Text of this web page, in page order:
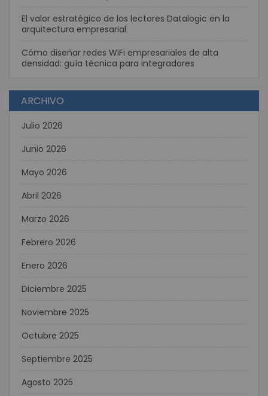
El valor estratégico de los lectores Datalogic en la
arquitectura empresarial
Cómo diseñar redes WiFi empresariales de alta
densidad: guía técnica para integradores
ARCHIVO
Julio 2026
Junio 2026
Mayo 2026
Abril 2026
Marzo 2026
Febrero 2026
Enero 2026
Diciembre 2025
Noviembre 2025
Octubre 2025
Septiembre 2025
Agosto 2025